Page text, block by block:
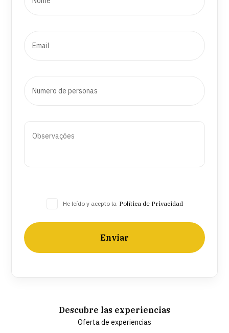
He leído y acepto la Política de Privacidad
Enviar
Descubre las experiencias
Oferta de experiencias